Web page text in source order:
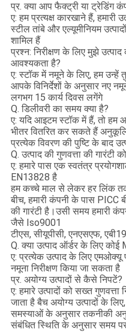
प्र. क्या आप फैक्ट्री या ट्रेडिंग
ए: हम प्रत्यक्ष कारखाने हैं,
स्टील तांबे और एल्यूमीनियम
शामिल हैं
प्रश्न: निरीक्षण के लिए मुझे
आवश्यकता है?
ए: स्टॉक में नमूने के लिए, हम
आपके विनिर्देशों के अनुसार नए
लगभग 15 कार्य दिवस लगेंगे
Q. डिलीवरी का समय क्या है?
ए: यदि आइटम स्टॉक में हैं, तो हम
भीतर वितरित कर सकते हैं
प्रत्येक विवरण की पुष्टि के बाद
Q. उत्पाद की गुणवत्ता की गारंटी
ए: हमारे पास एक स्वतंत्र
EN13828 है
हम कच्चे माल से लेकर हर लिंक तक
बीच, हमारी कंपनी के पास PICC
की गारंटी है।उसी समय हमारी
जैसे Iso9001
टीएस, सीयूपीसी, एनएसएफ,
Q. क्या उत्पाद ऑर्डर के लिए कोई
ए: प्रत्येक उत्पाद के लिए
नमूना निरीक्षण किया जा सकता है
प्र. अयोग्य उत्पादों से कैसे निपटें?
ए: हमारे उत्पादों को सख्त
जाता है बैच अयोग्य उत्पादों के
समस्याओं के अनुसार तकनीकी
संबंधित स्थिति के अनुसार समय